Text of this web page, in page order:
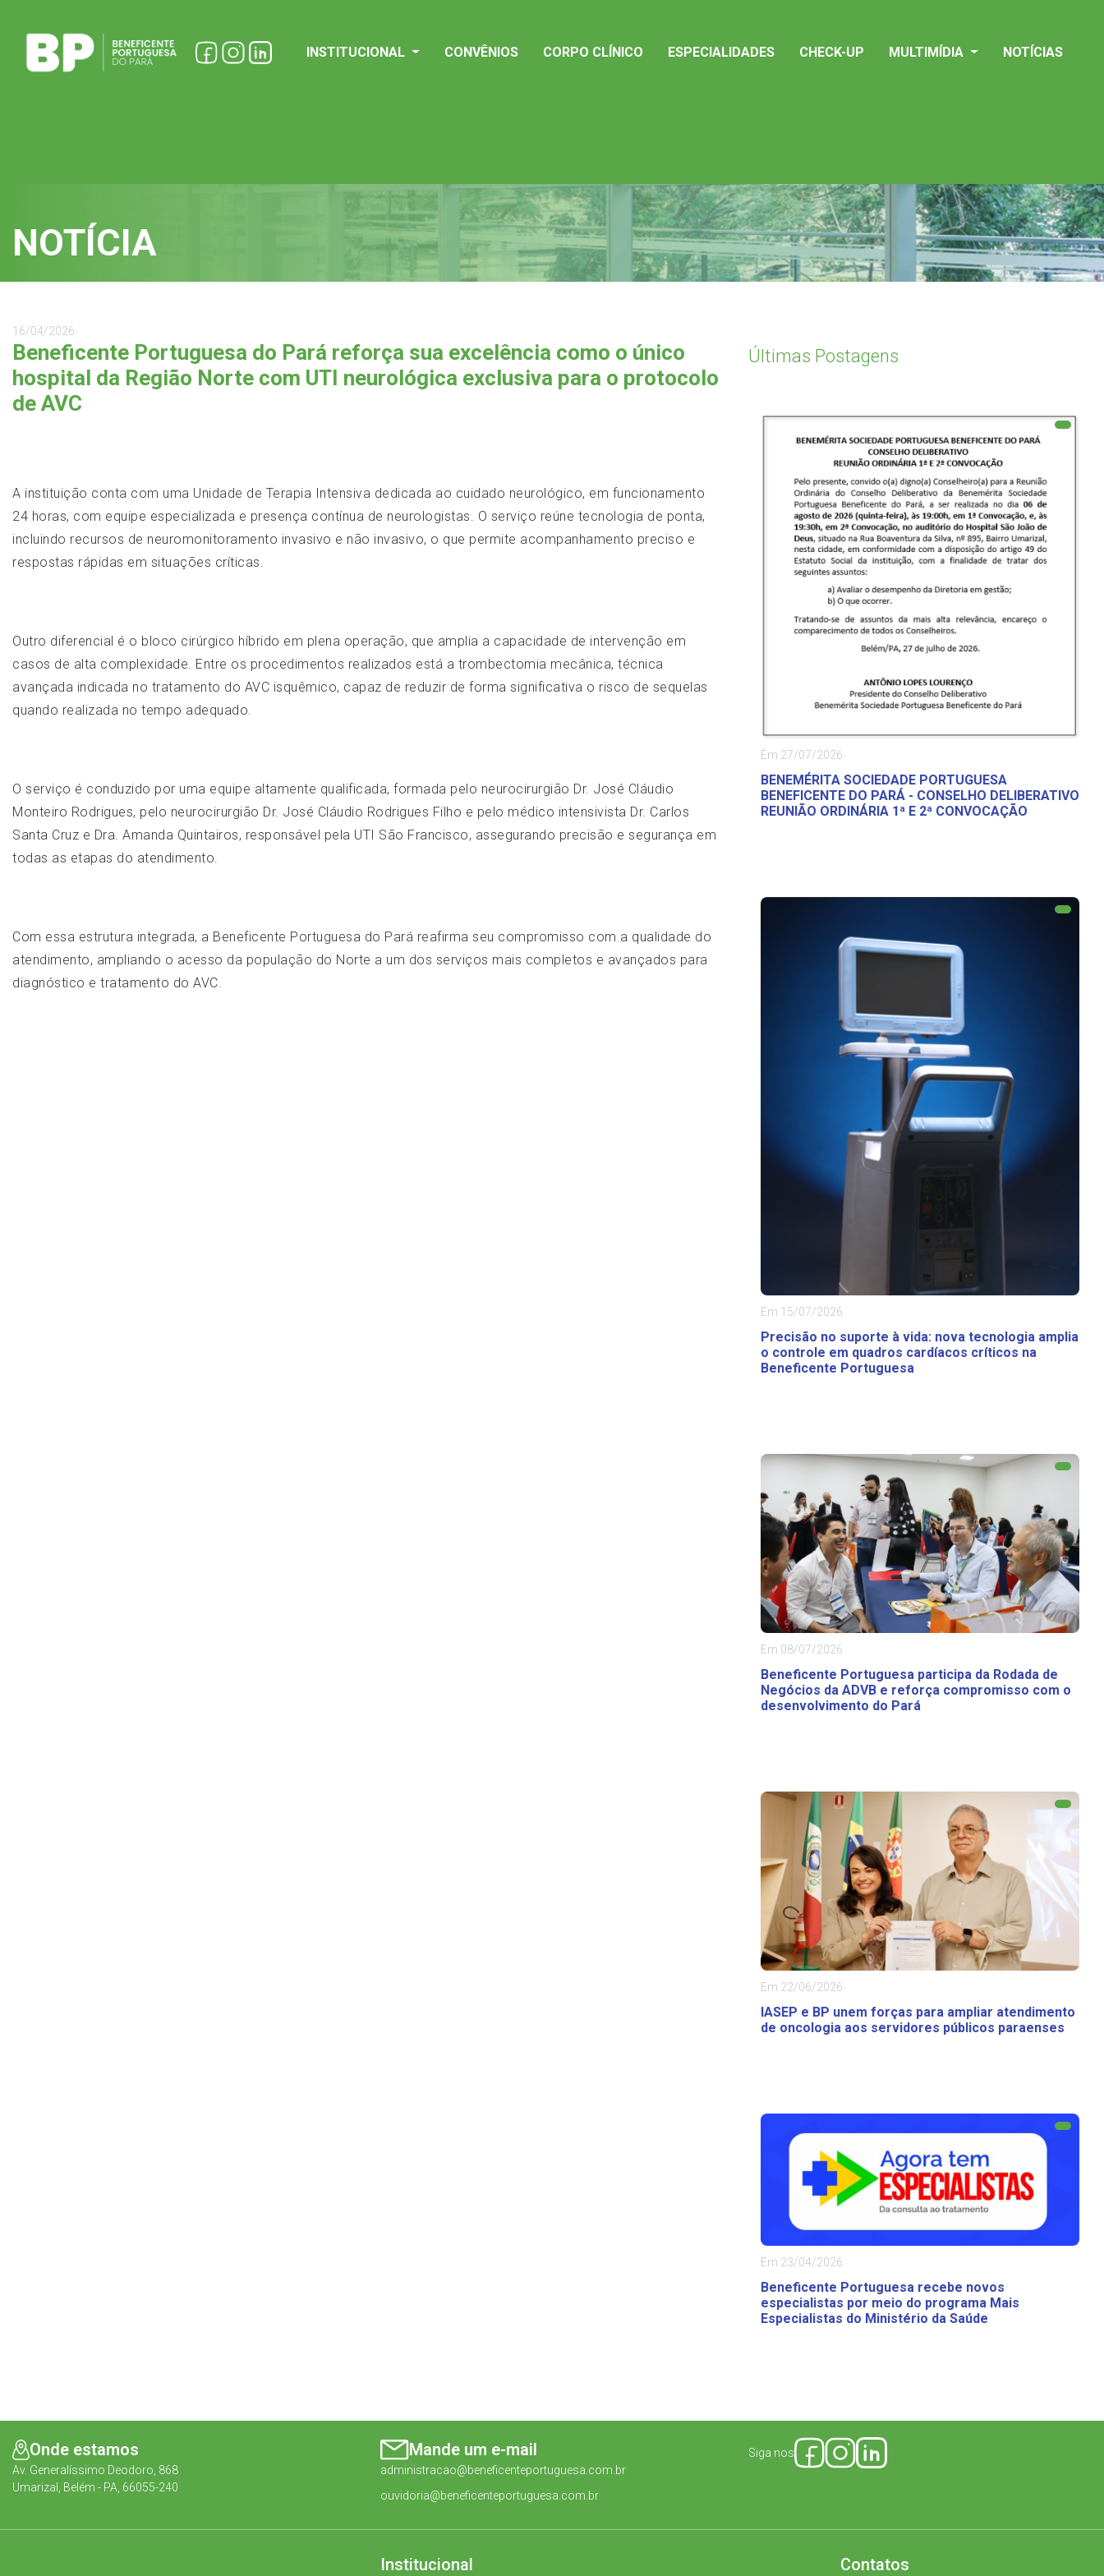
INSTITUCIONAL CONVÊNIOS CORPO CLÍNICO ESPECIALIDADES CHECK-UP MULTIMÍDIA NOTÍCIAS
NOTÍCIA
16/04/2026
Beneficente Portuguesa do Pará reforça sua excelência como o único
hospital da Região Norte com UTI neurológica exclusiva para o protocolo
de AVC
A instituição conta com uma Unidade de Terapia Intensiva dedicada ao cuidado neurológico, em funcionamento
24 horas, com equipe especializada e presença contínua de neurologistas. O serviço reúne tecnologia de ponta,
incluindo recursos de neuromonitoramento invasivo e não invasivo, o que permite acompanhamento preciso e
respostas rápidas em situações críticas.
Outro diferencial é o bloco cirúrgico híbrido em plena operação, que amplia a capacidade de intervenção em
casos de alta complexidade. Entre os procedimentos realizados está a trombectomia mecânica, técnica
avançada indicada no tratamento do AVC isquêmico, capaz de reduzir de forma significativa o risco de sequelas
quando realizada no tempo adequado.
O serviço é conduzido por uma equipe altamente qualificada, formada pelo neurocirurgião Dr. José Cláudio
Monteiro Rodrigues, pelo neurocirurgião Dr. José Cláudio Rodrigues Filho e pelo médico intensivista Dr. Carlos
Santa Cruz e Dra. Amanda Quintairos, responsável pela UTI São Francisco, assegurando precisão e segurança em
todas as etapas do atendimento.
Com essa estrutura integrada, a Beneficente Portuguesa do Pará reafirma seu compromisso com a qualidade do
atendimento, ampliando o acesso da população do Norte a um dos serviços mais completos e avançados para
diagnóstico e tratamento do AVC.
Últimas Postagens
Em 27/07/2026
BENEMÉRITA SOCIEDADE PORTUGUESA
BENEFICENTE DO PARÁ - CONSELHO DELIBERATIVO
REUNIÃO ORDINÁRIA 1ª E 2ª CONVOCAÇÃO
Em 15/07/2026
Precisão no suporte à vida: nova tecnologia amplia
o controle em quadros cardíacos críticos na
Beneficente Portuguesa
Em 08/07/2026
Beneficente Portuguesa participa da Rodada de
Negócios da ADVB e reforça compromisso com o
desenvolvimento do Pará
Em 22/06/2026
IASEP e BP unem forças para ampliar atendimento
de oncologia aos servidores públicos paraenses
Em 23/04/2026
Beneficente Portuguesa recebe novos
especialistas por meio do programa Mais
Especialistas do Ministério da Saúde
Onde estamos
Av. Generalíssimo Deodoro, 868
Umarizal, Belém - PA, 66055-240
Mande um e-mail
administracao@beneficenteportuguesa.com.br
ouvidoria@beneficenteportuguesa.com.br
Siga nos
Institucional Contatos